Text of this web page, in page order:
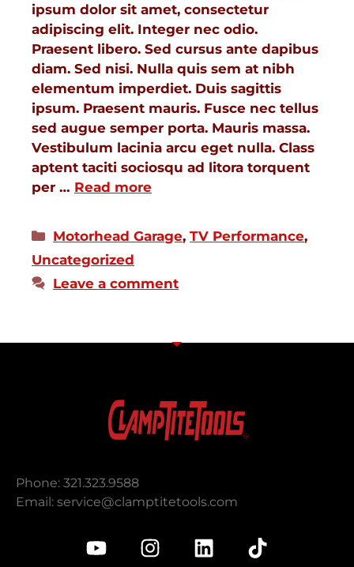
ipsum dolor sit amet, consectetur
adipiscing elit. Integer nec odio.
Praesent libero. Sed cursus ante dapibus
diam. Sed nisi. Nulla quis sem at nibh
elementum imperdiet. Duis sagittis
ipsum. Praesent mauris. Fusce nec tellus
sed augue semper porta. Mauris massa.
Vestibulum lacinia arcu eget nulla. Class
aptent taciti sociosqu ad litora torquent
per … Read more
Motorhead Garage,TV Performance,
Uncategorized
Leave a comment
Phone: 321.323.9588
Email: service@clamptitetools.com